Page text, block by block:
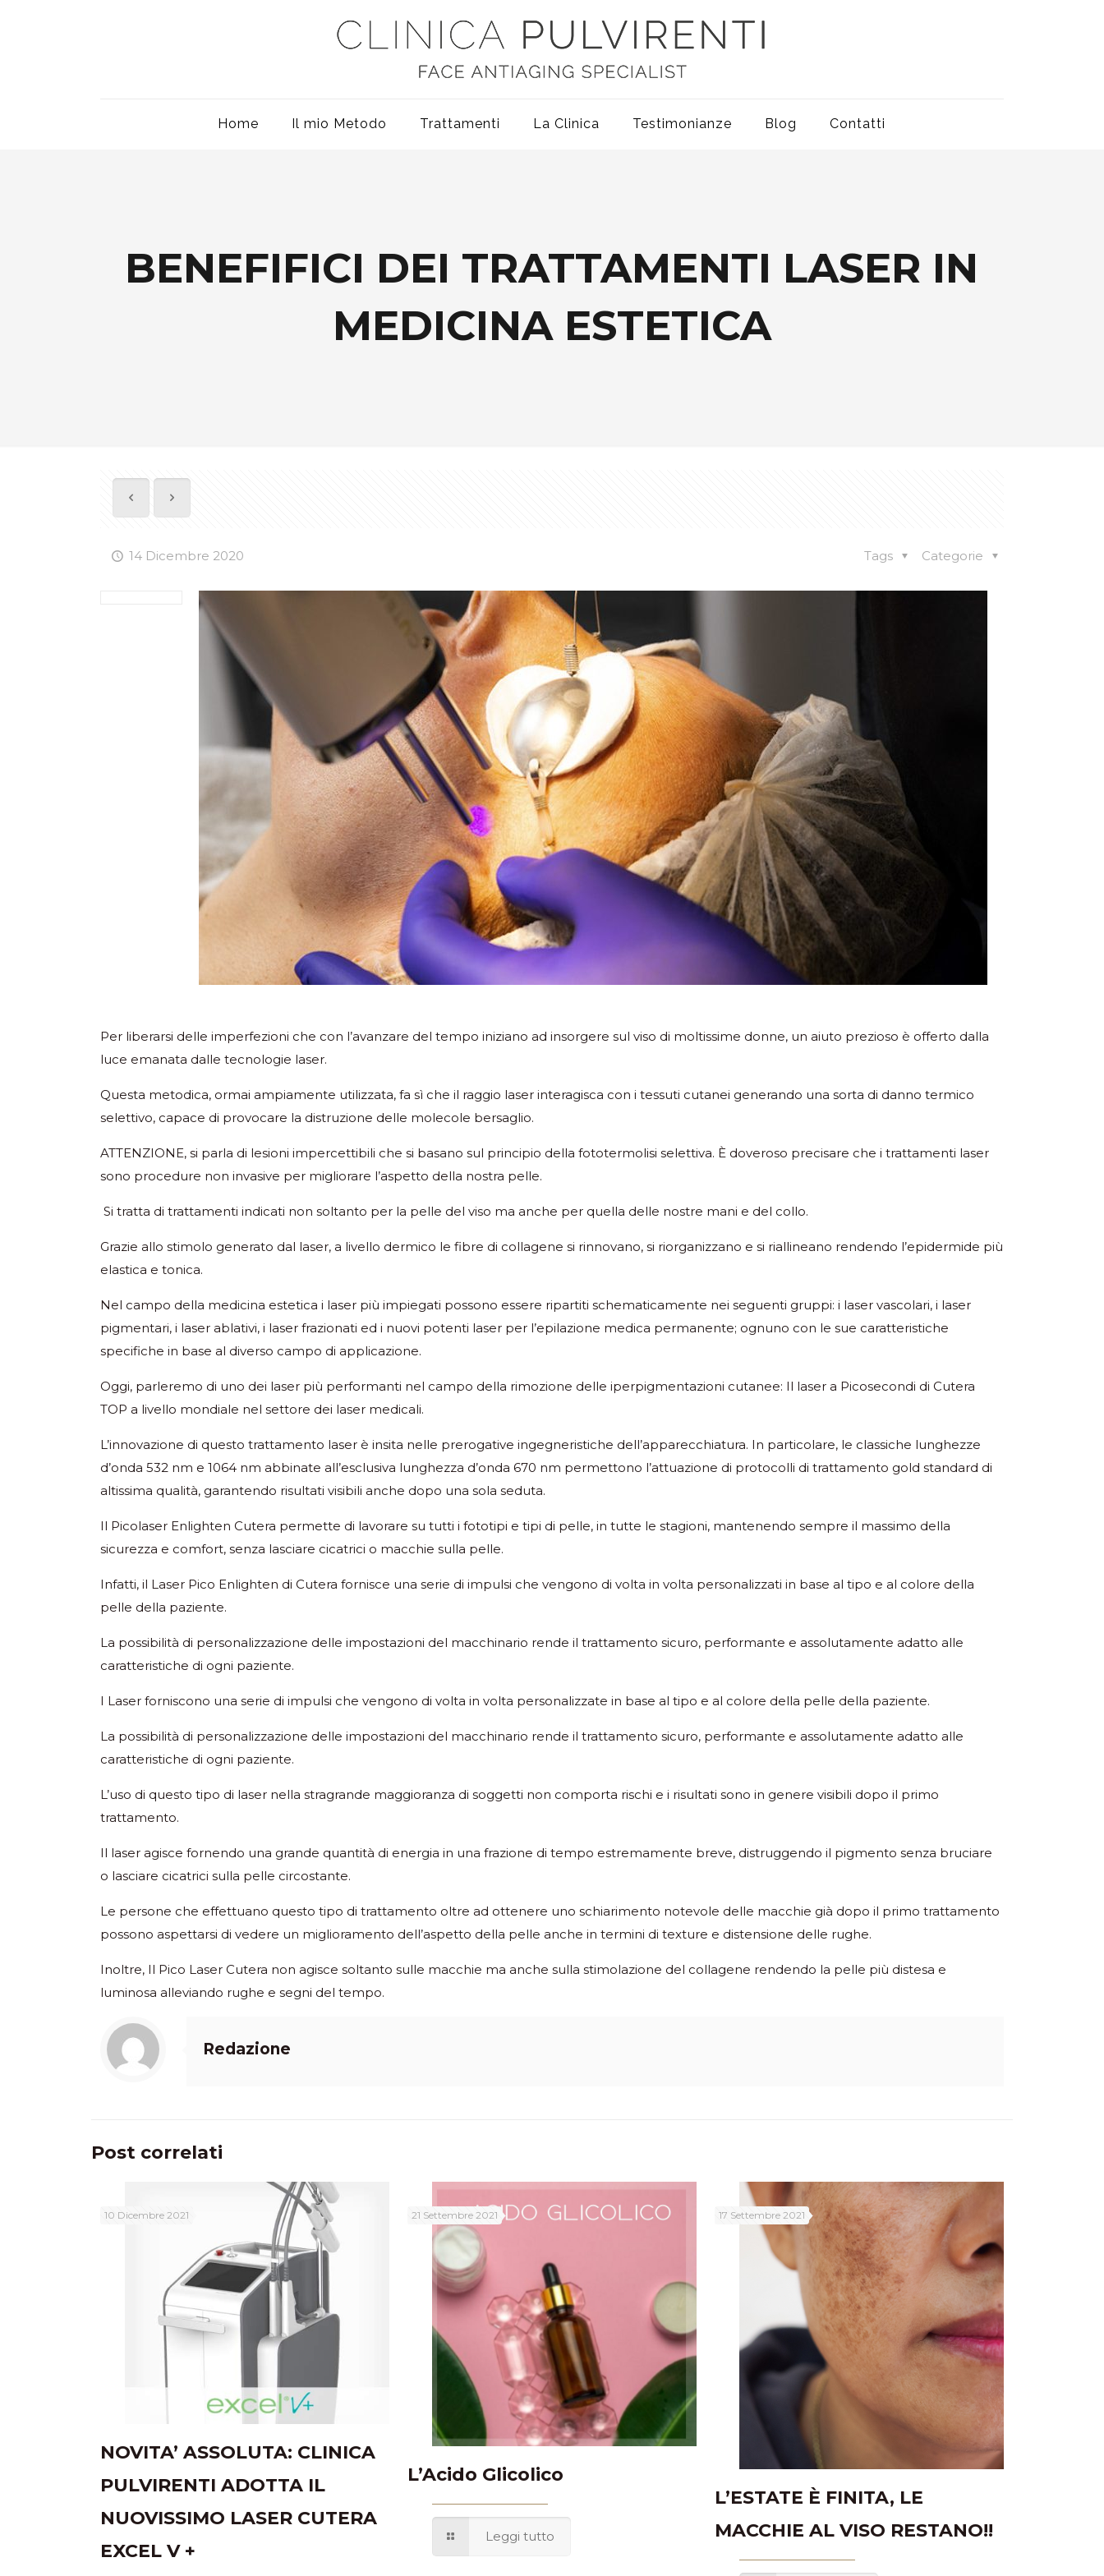
Home Il mio Metodo Trattamenti La Clinica Testimonianze Blog Contatti
BENEFIFICI DEI TRATTAMENTI LASER IN
MEDICINA ESTETICA
14 Dicembre 2020 Categorie
Tags
Per liberarsi delle imperfezioni che con l’avanzare del tempo iniziano ad insorgere sul viso di moltissime donne, un aiuto prezioso è offerto dalla
luce emanata dalle tecnologie laser.
Questa metodica, ormai ampiamente utilizzata, fa sì che il raggio laser interagisca con i tessuti cutanei generando una sorta di danno termico
selettivo, capace di provocare la distruzione delle molecole bersaglio.
ATTENZIONE, si parla di lesioni impercettibili che si basano sul principio della fototermolisi selettiva. È doveroso precisare che i trattamenti laser
sono procedure non invasive per migliorare l’aspetto della nostra pelle.
Si tratta di trattamenti indicati non soltanto per la pelle del viso ma anche per quella delle nostre mani e del collo.
Grazie allo stimolo generato dal laser, a livello dermico le fibre di collagene si rinnovano, si riorganizzano e si riallineano rendendo l’epidermide più
elastica e tonica.
Nel campo della medicina estetica i laser più impiegati possono essere ripartiti schematicamente nei seguenti gruppi: i laser vascolari, i laser
pigmentari, i laser ablativi, i laser frazionati ed i nuovi potenti laser per l’epilazione medica permanente; ognuno con le sue caratteristiche
specifiche in base al diverso campo di applicazione.
Oggi, parleremo di uno dei laser più performanti nel campo della rimozione delle iperpigmentazioni cutanee: Il laser a Picosecondi di Cutera
TOP a livello mondiale nel settore dei laser medicali.
L’innovazione di questo trattamento laser è insita nelle prerogative ingegneristiche dell’apparecchiatura. In particolare, le classiche lunghezze
d’onda 532 nm e 1064 nm abbinate all’esclusiva lunghezza d’onda 670 nm permettono l’attuazione di protocolli di trattamento gold standard di
altissima qualità, garantendo risultati visibili anche dopo una sola seduta.
Il Picolaser Enlighten Cutera permette di lavorare su tutti i fototipi e tipi di pelle, in tutte le stagioni, mantenendo sempre il massimo della
sicurezza e comfort, senza lasciare cicatrici o macchie sulla pelle.
Infatti, il Laser Pico Enlighten di Cutera fornisce una serie di impulsi che vengono di volta in volta personalizzati in base al tipo e al colore della
pelle della paziente.
La possibilità di personalizzazione delle impostazioni del macchinario rende il trattamento sicuro, performante e assolutamente adatto alle
caratteristiche di ogni paziente.
I Laser forniscono una serie di impulsi che vengono di volta in volta personalizzate in base al tipo e al colore della pelle della paziente.
La possibilità di personalizzazione delle impostazioni del macchinario rende il trattamento sicuro, performante e assolutamente adatto alle
caratteristiche di ogni paziente.
L’uso di questo tipo di laser nella stragrande maggioranza di soggetti non comporta rischi e i risultati sono in genere visibili dopo il primo
trattamento.
Il laser agisce fornendo una grande quantità di energia in una frazione di tempo estremamente breve, distruggendo il pigmento senza bruciare
o lasciare cicatrici sulla pelle circostante.
Le persone che effettuano questo tipo di trattamento oltre ad ottenere uno schiarimento notevole delle macchie già dopo il primo trattamento
possono aspettarsi di vedere un miglioramento dell’aspetto della pelle anche in termini di texture e distensione delle rughe.
Inoltre, Il Pico Laser Cutera non agisce soltanto sulle macchie ma anche sulla stimolazione del collagene rendendo la pelle più distesa e
luminosa alleviando rughe e segni del tempo.
Redazione
Post correlati
10 Dicembre 2021
NOVITA’ ASSOLUTA: CLINICA
PULVIRENTI ADOTTA IL
NUOVISSIMO LASER CUTERA
EXCEL V +
21 Settembre 2021
L’Acido Glicolico
Leggi tutto
17 Settembre 2021
L’ESTATE È FINITA, LE
MACCHIE AL VISO RESTANO!!